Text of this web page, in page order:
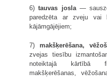
6)tauvas josla—
paredzēta ar zveju vai
kājāmgājējiem;
7) makšķerēšana,
zvejas tiesību
noteiktajā kārtībā
makšķerēšanas,